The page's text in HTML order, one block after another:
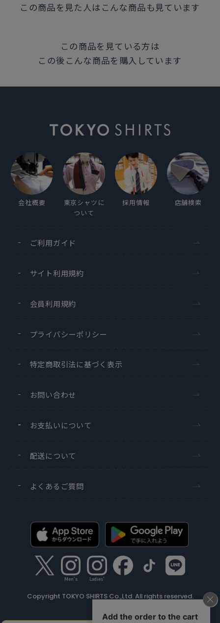
この商品を見た人はこんな商品も見ています
この商品を見ている方は
この後こんな商品を購入しています
会社概要
東京シャツに
ついて
採用情報 店舗検索
ご利用ガイド
サイト利用規約
会員利用規約
プライバシーポリシー
特定商取引法に基づく表示
お問い合わせ
お支払いについて
配送について
よくあるご質問
Men's Ladies'
Copyright TOKYO SHIRTS Co.,Ltd. All rights reserved.